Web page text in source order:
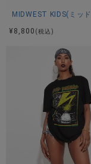
MIDWEST KIDS(ミッ
¥ 8,800 (税込)